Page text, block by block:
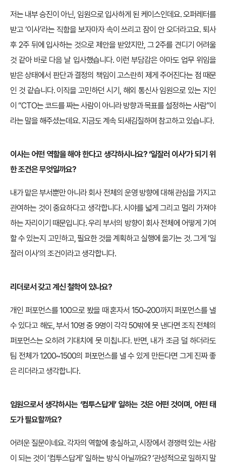
저는 내부 승진이 아닌, 임원으로 입사하게 된 케이스인데요. 오퍼레터를
받고 ‘이사’라는 직함을 보자마자 속이 쓰리고 잠이 안 오더라고요. 퇴사
후 2주 뒤에 입사하는 것으로 제안을 받았지만, 그 2주를 견디기 어려울
것 같아 바로 다음 날 입사했습니다. 이런 부담감은 아마도 업무 위임을
받은 상태에서 판단과 결정의 책임이 고스란히 제게 주어진다는 점 때문
인 것 같습니다. 이직을 고민하던 시기, 해외 통신사 임원으로 있는 지인
이 “CTO는 코드를 짜는 사람이 아니라 방향과 목표를 설정하는 사람”이
라는 말을 해주셨는데요. 지금도 계속 되새김질하며 참고하고 있습니다.
이사는 어떤 역할을 해야 한다고 생각하시나요? ‘일잘러 이사’가 되기 위
한 조건은 무엇일까요?
내가 맡은 부서뿐만 아니라 회사 전체의 운영 방향에 대해 관심을 가지고
관여하는 것이 중요하다고 생각합니다. 시야를 넓게 그리고 멀리 가져야
하는 자리이기 때문입니다. 우리 부서의 방향이 회사 전체에 어떻게 기여
할 수 있는지 고민하고, 필요한 것을 계획하고 실행에 옮기는 것. 그게 ‘일
잘러 이사’의 조건이라고 생각합니다.
리더로서 갖고 계신 철학이 있나요?
개인 퍼포먼스를 100으로 봤을 때 혼자서 150~200까지 퍼포먼스를 낼
수 있다고 해도, 부서 10명 중 9명이 각각 50밖에 못 낸다면 조직 전체의
퍼포먼스는 오히려 기대치에 못 미칩니다. 반면, 내가 조금 덜 하더라도
팀 전체가 1200~1500의 퍼포먼스를 낼 수 있게 만든다면 그게 진짜 좋
은 리더라고 생각합니다.
임원으로서 생각하시는 ‘컴투스답게’ 일하는 것은 어떤 것이며, 어떤 태
도가 필요할까요?
어려운 질문이네요. 각자의 역할에 충실하고, 시장에서 경쟁력 있는 사람
이 되는 것이 ‘컴투스답게’ 일하는 방식 아닐까요? ‘관성적으로 일하지 말